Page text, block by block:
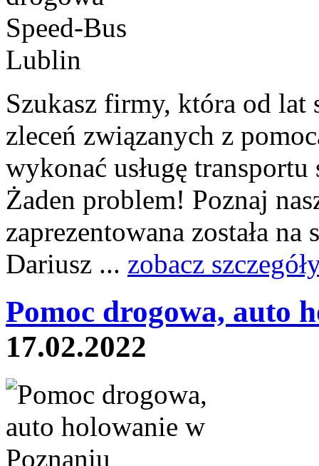
Szukasz firmy, która od
zleceń związanych z
wykonać usługę
Żaden problem! Poznaj
zaprezentowana została
Dariusz ... zobacz
Pomoc drogowa, auto
17.02.2022